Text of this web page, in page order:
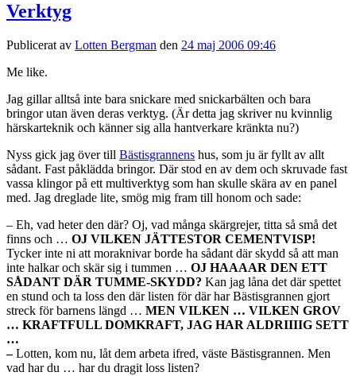
Verktyg
Publicerat av Lotten Bergman den 24 maj 2006 09:46
Me like.
Jag gillar alltså inte bara snickare med snickarbälten och bara
bringor utan även deras verktyg. (Är detta jag skriver nu kvinnlig
härskarteknik och känner sig alla hantverkare kränkta nu?)
Nyss gick jag över till Bästisgrannens hus, som ju är fyllt av allt
sådant. Fast påklädda bringor. Där stod en av dem och skruvade fast
vassa klingor på ett multiverktyg som han skulle skära av en panel
med. Jag dreglade lite, smög mig fram till honom och sade:
– Eh, vad heter den där? Oj, vad många skärgrejer, titta så små det
finns och … OJ VILKEN JÄTTESTOR CEMENTVISP!
Tycker inte ni att moraknivar borde ha sådant där skydd så att man
inte halkar och skär sig i tummen … OJ HAAAAR DEN ETT
SÅDANT DÄR TUMME-SKYDD? Kan jag låna det där spettet
en stund och ta loss den där listen för där har Bästisgrannen gjort
streck för barnens längd … MEN VILKEN … VILKEN GROV
… KRAFTFULL DOMKRAFT, JAG HAR ALDRIIIIG SETT
…
–Lotten, kom nu, låt dem arbeta ifred, väste Bästisgrannen. Men
vad har du … har du dragit loss listen?